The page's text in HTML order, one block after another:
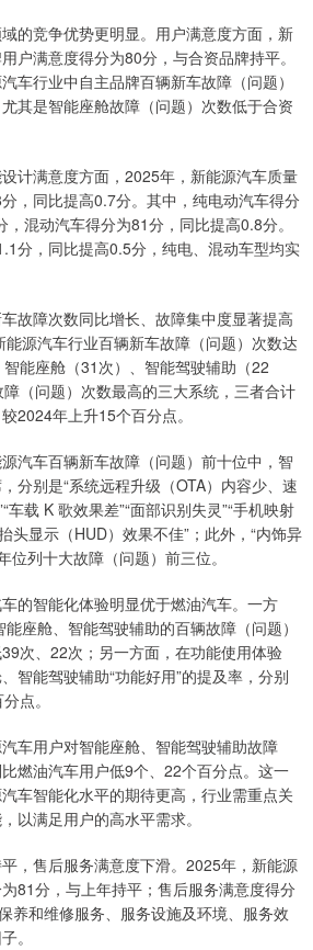
的竞争优势更明显。用户满意度方面，新
户满意度得分为80分，与合资品牌持平。
车行业中自主品牌百辆新车故障（问题）
其是智能座舱故障（问题）次数低于合资
计满意度方面，2025年，新能源汽车质量
，同比提高0.7分。其中，纯电动汽车得分
混动汽车得分为81分，同比提高0.8分。
分，同比提高0.5分，纯电、混动车型均实
故障次数同比增长、故障集中度显著提高
源汽车行业百辆新车故障（问题）次数达
能座舱（31次）、智能驾驶辅助（22
（问题）次数最高的三大系统，三者合计
2024年上升15个百分点。
汽车百辆新车故障（问题）前十位中，智
分别是“系统远程升级（OTA）内容少、速
车载 K 歌效果差”“面部识别失灵”“手机映射
头显示（HUD）效果不佳”；此外，“内饰异
位列十大故障（问题）前三位。
的智能化体验明显优于燃油汽车。一方
座舱、智能驾驶辅助的百辆故障（问题）
次、22次；另一方面，在功能使用体验
智能驾驶辅助“功能好用”的提及率，分别
点。
车用户对智能座舱、智能驾驶辅助故障
比燃油汽车用户低9个、22个百分点。这一
车智能化水平的期待更高，行业需重点关
以满足用户的高水平需求。
，售后服务满意度下滑。2025年，新能源
81分，与上年持平；售后服务满意度得分
养和维修服务、服务设施及环境、服务效
。